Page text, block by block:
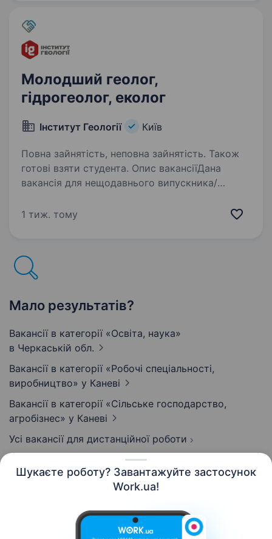
Шукаєте роботу? Завантажуйте застосунок
Work.ua!
Молодший геолог,
гідрогеолог, еколог
Інститут Геології Київ
Повна зайнятість, неповна зайнятість. Також
готові взяти студента. Опис вакансіїДана
вакансія для нещодавнього випускника/
чи дотичних спеціальностей У зв’язку
1 тиж. тому
Мало результатів?
Вакансії в категорії «Освіта, наука»
в Черкаській обл.
Вакансії в категорії «Робочі спеціальності,
виробництво» у Каневі
Вакансії в категорії «Сільське господарство,
агробізнес» у Каневі
Усі вакансії для дистанційної роботи